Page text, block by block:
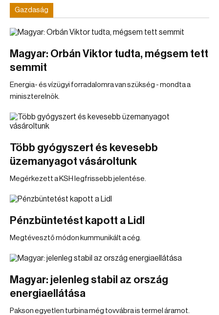
Gazdaság
Magyar: Orbán Viktor tudta, mégsem tett
semmit
Energia- és vízügyi forradalomra van szükség - mondta a
miniszterelnök.
Több gyógyszert és kevesebb
üzemanyagot vásároltunk
Megérkezett a KSH legfrissebb jelentése.
Pénzbüntetést kapott a Lidl
Megtévesztő módon kummunikált a cég.
Magyar: jelenleg stabil az ország
energiaellátása
Pakson egyetlen turbina még tovvábra is termel áramot.